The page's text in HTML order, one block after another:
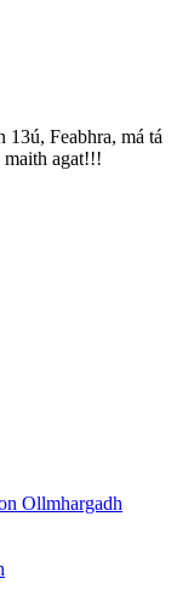
Feabhra, má tá
maith agat!!!
Ollmhargadh